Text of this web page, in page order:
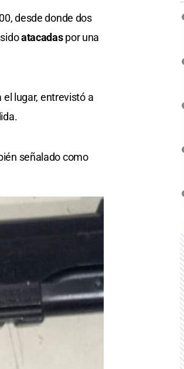
desde donde dos
atacadaspor una
el lugar, entrevistó a
señalado como